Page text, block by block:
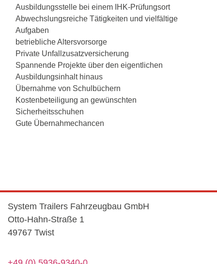
Ausbildungsstelle bei einem IHK-Prüfungsort
Abwechslungsreiche Tätigkeiten und vielfältige
Aufgaben
betriebliche Altersvorsorge
Private Unfallzusatzversicherung
Spannende Projekte über den eigentlichen
Ausbildungsinhalt hinaus
Übernahme von Schulbüchern
Kostenbeteiligung an gewünschten
Sicherheitsschuhen
Gute Übernahmechancen
System Trailers Fahrzeugbau GmbH
Otto-Hahn-Straße 1
49767 Twist